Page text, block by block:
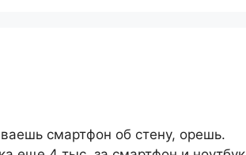
смартфон об стену, орeшь.